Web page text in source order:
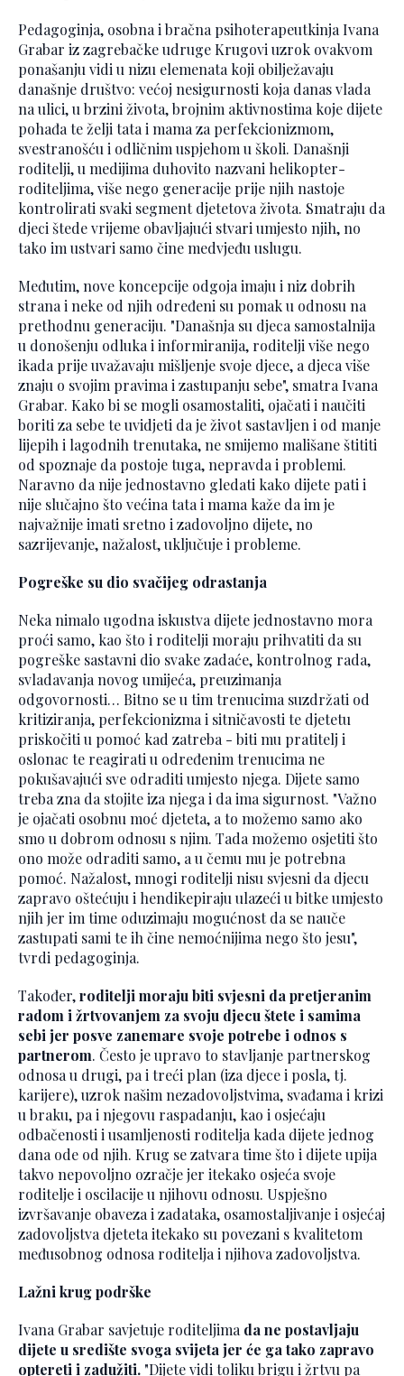
Pedagoginja, osobna i bračna psihoterapeutkinja Ivana
Grabar iz zagrebačke udruge Krugovi uzrok ovakvom
ponašanju vidi u nizu elemenata koji obilježavaju
današnje društvo: većoj nesigurnosti koja danas vlada
na ulici, u brzini života, brojnim aktivnostima koje dijete
pohađa te želji tata i mama za perfekcionizmom,
svestranošću i odličnim uspjehom u školi. Današnji
roditelji, u medijima duhovito nazvani helikopter-
roditeljima, više nego generacije prije njih nastoje
kontrolirati svaki segment djetetova života. Smatraju da
djeci štede vrijeme obavljajući stvari umjesto njih, no
tako im ustvari samo čine medvjeđu uslugu.
Međutim, nove koncepcije odgoja imaju i niz dobrih
strana i neke od njih određeni su pomak u odnosu na
prethodnu generaciju. "Današnja su djeca samostalnija
u donošenju odluka i informiranija, roditelji više nego
ikada prije uvažavaju mišljenje svoje djece, a djeca više
znaju o svojim pravima i zastupanju sebe", smatra Ivana
Grabar. Kako bi se mogli osamostaliti, ojačati i naučiti
boriti za sebe te uvidjeti da je život sastavljen i od manje
lijepih i lagodnih trenutaka, ne smijemo mališane štititi
od spoznaje da postoje tuga, nepravda i problemi.
Naravno da nije jednostavno gledati kako dijete pati i
nije slučajno što većina tata i mama kaže da im je
najvažnije imati sretno i zadovoljno dijete, no
sazrijevanje, nažalost, uključuje i probleme.
Pogreške su dio svačijeg odrastanja
Neka nimalo ugodna iskustva dijete jednostavno mora
proći samo, kao što i roditelji moraju prihvatiti da su
pogreške sastavni dio svake zadaće, kontrolnog rada,
svladavanja novog umijeća, preuzimanja
odgovornosti… Bitno se u tim trenucima suzdržati od
kritiziranja, perfekcionizma i sitničavosti te djetetu
priskočiti u pomoć kad zatreba - biti mu pratitelj i
oslonac te reagirati u određenim trenucima ne
pokušavajući sve odraditi umjesto njega. Dijete samo
treba zna da stojite iza njega i da ima sigurnost. "Važno
je ojačati osobnu moć djeteta, a to možemo samo ako
smo u dobrom odnosu s njim. Tada možemo osjetiti što
ono može odraditi samo, a u čemu mu je potrebna
pomoć. Nažalost, mnogi roditelji nisu svjesni da djecu
zapravo oštećuju i hendikepiraju ulazeći u bitke umjesto
njih jer im time oduzimaju mogućnost da se nauče
zastupati sami te ih čine nemoćnijima nego što jesu",
tvrdi pedagoginja.
Također,roditelji moraju biti svjesni da pretjeranim
radom i žrtvovanjem za svoju djecu štete i samima
sebi jer posve zanemare svoje potrebe i odnos s
partnerom. Često je upravo to stavljanje partnerskog
odnosa u drugi, pa i treći plan (iza djece i posla, tj.
karijere), uzrok našim nezadovoljstvima, svađama i krizi
u braku, pa i njegovu raspadanju, kao i osjećaju
odbačenosti i usamljenosti roditelja kada dijete jednog
dana ode od njih. Krug se zatvara time što i dijete upija
takvo nepovoljno ozračje jer itekako osjeća svoje
roditelje i oscilacije u njihovu odnosu. Uspješno
izvršavanje obaveza i zadataka, osamostaljivanje i osjećaj
zadovoljstva djeteta itekako su povezani s kvalitetom
međusobnog odnosa roditelja i njihova zadovoljstva.
Lažni krug podrške
Ivana Grabar savjetuje roditeljimada ne postavljaju
dijete u središte svoga svijeta jer će ga tako zapravo
optereti i zadužiti. "Dijete vidi toliku brigu i žrtvu pa